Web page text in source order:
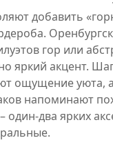
добавить
гор или
яркий акцент.
ощущение уюта,
напоминают
один‑два ярких